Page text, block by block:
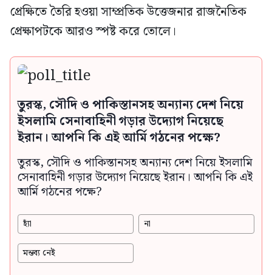
প্রেক্ষিতে তৈরি হওয়া সাম্প্রতিক উত্তেজনার রাজনৈতিক
প্রেক্ষাপটকে আরও স্পষ্ট করে তোলে।
তুরস্ক, সৌদি ও পাকিস্তানসহ অন্যান্য দেশ নিয়ে
ইসলামি সেনাবাহিনী গড়ার উদ্যোগ নিয়েছে
ইরান। আপনি কি এই আর্মি গঠনের পক্ষে?
তুরস্ক, সৌদি ও পাকিস্তানসহ অন্যান্য দেশ নিয়ে ইসলামি
সেনাবাহিনী গড়ার উদ্যোগ নিয়েছে ইরান। আপনি কি এই
আর্মি গঠনের পক্ষে?
হ্যাঁ না
মন্তব্য নেই